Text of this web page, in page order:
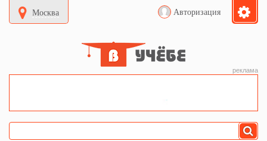
Москва Авторизация
реклама